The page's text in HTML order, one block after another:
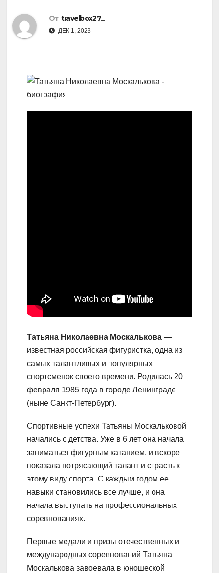
От travelbox27_
ДЕК 1, 2023
Татьяна Николаевна Москалькова —
известная российская фигуристка, одна из
самых талантливых и популярных
спортсменок своего времени. Родилась 20
февраля 1985 года в городе Ленинграде
(ныне Санкт-Петербург).
Спортивные успехи Татьяны Москальковой
начались с детства. Уже в 6 лет она начала
заниматься фигурным катанием, и вскоре
показала потрясающий талант и страсть к
этому виду спорта. С каждым годом ее
навыки становились все лучше, и она
начала выступать на профессиональных
соревнованиях.
Первые медали и призы отечественных и
международных соревнований Татьяна
Москалькова завоевала в юношеской